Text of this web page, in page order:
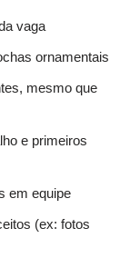
vaga
ornamentais
mesmo que
e primeiros
em equipe
(ex: fotos